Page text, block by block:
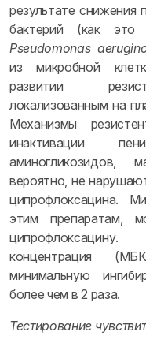
результате снижения
бактерий (как это
Pseudomonas
из микробной
развитии
локализованным на
Механизмы
инактивации
аминогликозидов,
вероятно, не
ципрофлоксацина.
этим препаратам,
ципрофлоксацину.
концентрация
минимальную
более чем в 2 раза.
Тестирование